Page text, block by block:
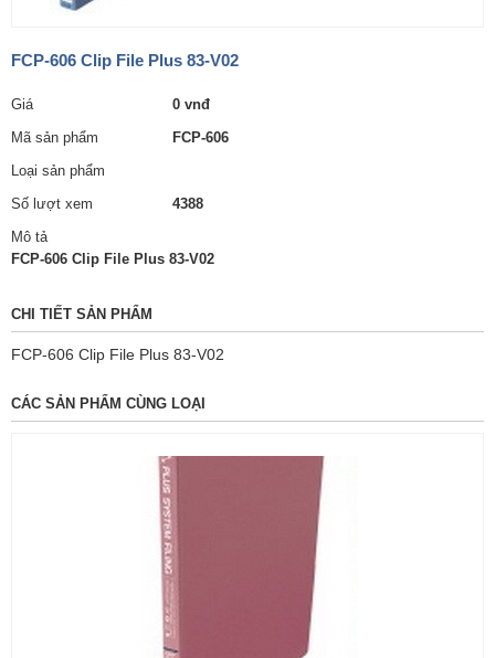
FCP-606 Clip File Plus 83-V02
Giá
0 vnđ
Mã sản phẩm
FCP-606
Loại sản phẩm
Số lượt xem
4388
Mô tả
FCP-606 Clip File Plus 83-V02
CHI TIẾT SẢN PHẨM
FCP-606 Clip File Plus 83-V02
CÁC SẢN PHẨM CÙNG LOẠI